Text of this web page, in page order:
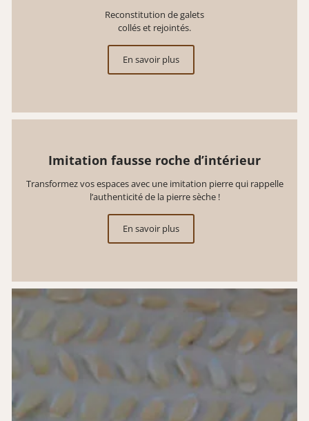
Reconstitution de galets
collés et rejointés.
En savoir plus
Imitation fausse roche d’intérieur
Transformez vos espaces avec une imitation pierre qui rappelle
l’authenticité de la pierre sèche !
En savoir plus